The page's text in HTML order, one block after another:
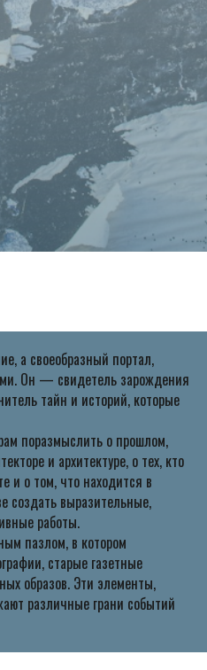
а своеобразный портал,
Он — свидетель зарождения
тайн и историй, которые
поразмыслить о прошлом,
и архитектуре, о тех, кто
и о том, что находится в
создать выразительные,
работы.
пазлом, в котором
старые газетные
образов. Эти элементы,
различные грани событий